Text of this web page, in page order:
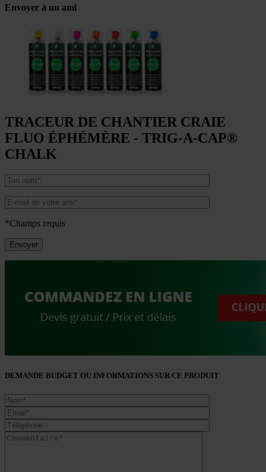
Envoyer à un ami
TRACEUR DE CHANTIER CRAIE
FLUO ÉPHÉMÈRE - TRIG-A-CAP®
CHALK
*Champs requis
DEMANDE BUDGET OU INFORMATIONS SUR CE PRODUIT